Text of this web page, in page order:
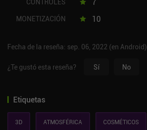
MONETIZACIÓN 10
Fecha de la reseña: sep. 06, 2022 (en Android)
¿Te gustó esta reseña? Sí No
Etiquetas
3D ATMOSFÉRICA COSMÉTICOS